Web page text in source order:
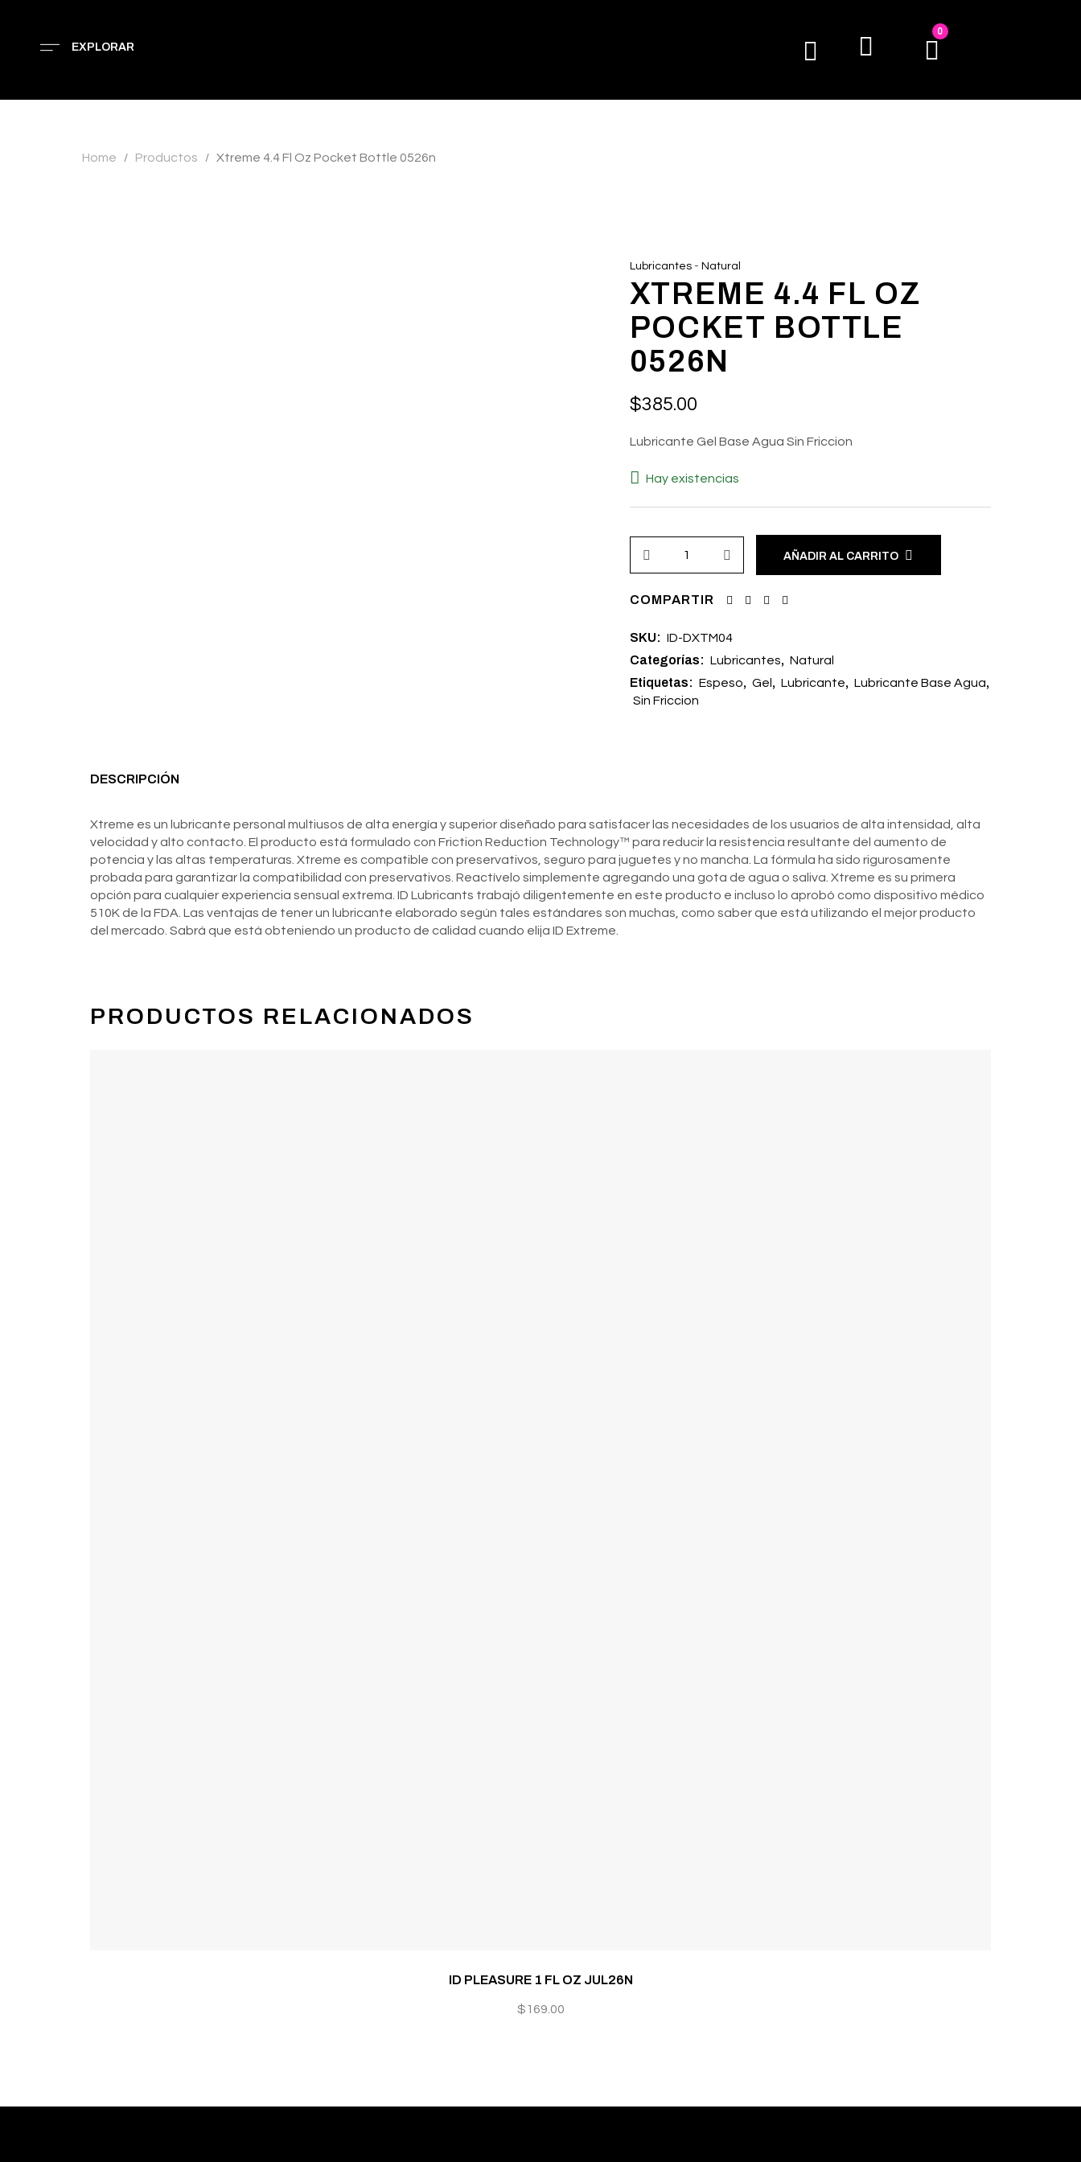
EXPLORAR
0
Home / Productos / Xtreme 4.4 Fl Oz Pocket Bottle 0526n
Lubricantes- Natural
XTREME 4.4 FL OZ
POCKET BOTTLE
0526N
$385.00
Lubricante Gel Base Agua Sin Friccion
Hay existencias
AÑADIR AL CARRITO
COMPARTIR
SKU: ID-DXTM04
Categorías: Lubricantes, Natural
Etiquetas: Espeso, Gel , Lubricante, Lubricante Base Agua,
Sin Friccion
DESCRIPCIÓN
Xtreme es un lubricante personal multiusos de alta energía y superior diseñado para satisfacer las necesidades de los usuarios de alta intensidad, alta
velocidad y alto contacto. El producto está formulado con Friction Reduction Technology™ para reducir la resistencia resultante del aumento de
potencia y las altas temperaturas. Xtreme es compatible con preservativos, seguro para juguetes y no mancha. La fórmula ha sido rigurosamente
probada para garantizar la compatibilidad con preservativos. Reactívelo simplemente agregando una gota de agua o saliva. Xtreme es su primera
opción para cualquier experiencia sensual extrema. ID Lubricants trabajó diligentemente en este producto e incluso lo aprobó como dispositivo médico
510K de la FDA. Las ventajas de tener un lubricante elaborado según tales estándares son muchas, como saber que está utilizando el mejor producto
del mercado. Sabrá que está obteniendo un producto de calidad cuando elija ID Extreme.
PRODUCTOS RELACIONADOS
ID PLEASURE 1 FL OZ JUL26N
$169.00